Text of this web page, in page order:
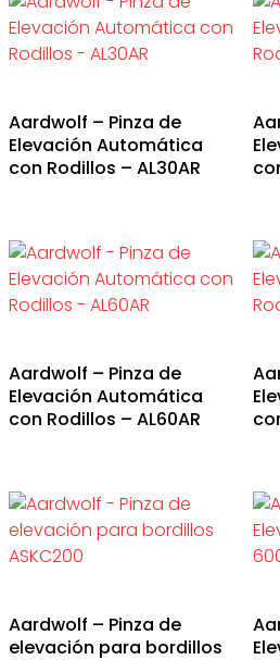
Aardwolf – Pinza de
Elevación Automática
con Rodillos – AL30AR
Aardwolf – Pinza de
Elevación Automática
con Rodillos – AL60AR
Aardwolf – Pinza de
elevación para bordillos